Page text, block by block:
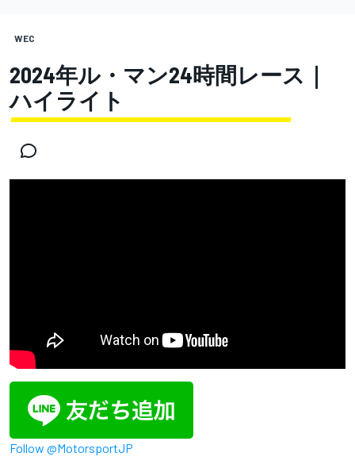
WEC
2024年ル・マン24時間レース｜
ハイライト
Follow @MotorsportJP